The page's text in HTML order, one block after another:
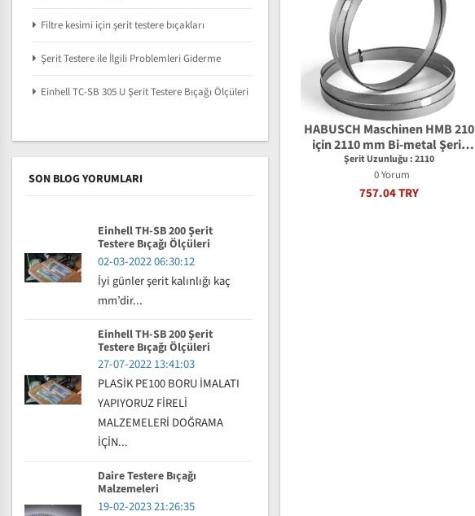
HABUSCH Maschinen HMB 210
için 2110 mm Bi-metal Şerit
Testere Bıçağı
Şerit Uzunluğu : 2110
0 Yorum
757.04 TRY
Filtre kesimi için şerit testere bıçakları
Şerit Testere ile İlgili Problemleri Giderme
Einhell TC-SB 305 U Şerit Testere Bıçağı Ölçüleri
SON BLOG YORUMLARI
Einhell TH-SB 200 Şerit
Testere Bıçağı Ölçüleri
02-03-2022 06:30:12
İyi günler şerit kalınlığı kaç
mm’dir...
Einhell TH-SB 200 Şerit
Testere Bıçağı Ölçüleri
27-07-2022 13:41:03
PLASİK PE100 BORU İMALATI
YAPIYORUZ FİRELİ
MALZEMELERİ DOĞRAMA
İÇİN...
Daire Testere Bıçağı
Malzemeleri
19-02-2023 21:26:35